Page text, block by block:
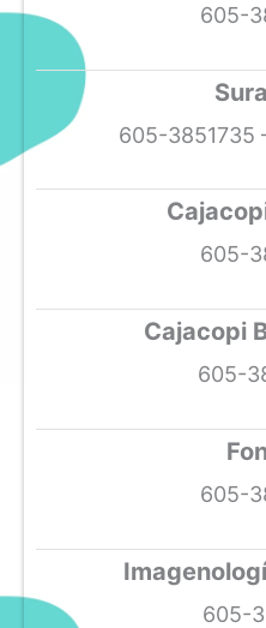
605-
605-3851735
605-
Cajacopi
605-
605-
605-